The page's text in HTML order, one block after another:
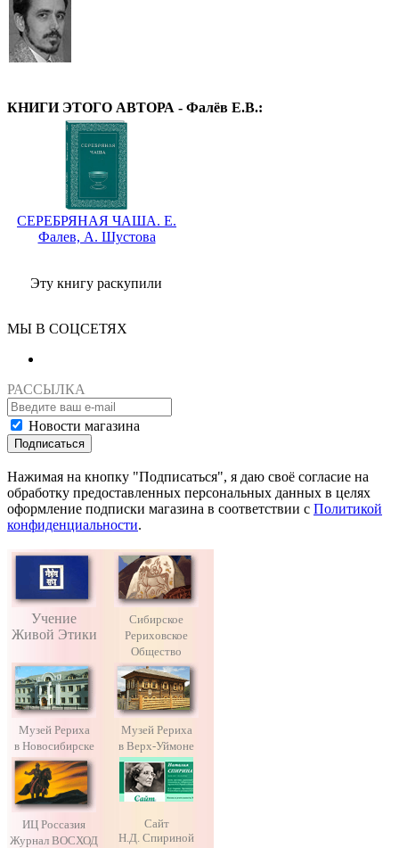
КНИГИ ЭТОГО АВТОРА - Фалёв Е.В.:
СЕРЕБРЯНАЯ ЧАША. Е.
Фалев, А. Шустова
Эту книгу раскупили
МЫ В СОЦСЕТЯХ
РАССЫЛКА
Новости магазина
Подписаться
Нажимая на кнопку "Подписаться", я даю своё согласие на
обработку предоставленных персональных данных в целях
оформление подписки магазина в соответствии с Политикой
конфиденциальности.
Учение
Живой Этики
Сибирское
Рериховское
Общество
Музей Рериха
в Новосибирске
Музей Рериха
в Верх-Уймоне
ИЦ Россазия
Журнал ВОСХОД
Сайт
Н.Д. Спириной